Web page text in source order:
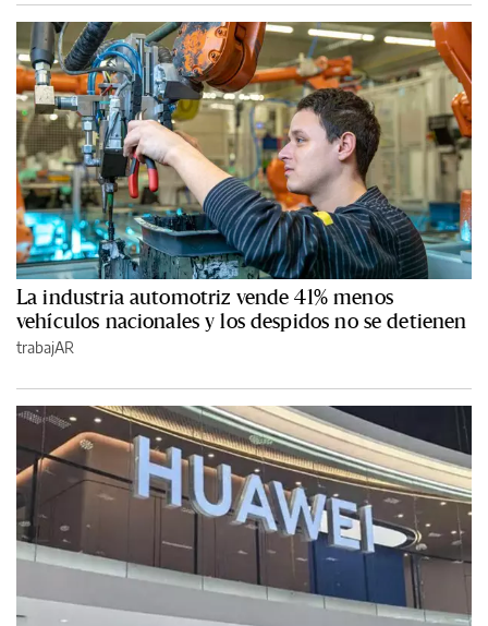
La industria automotriz vende 41% menos
vehículos nacionales y los despidos no se detienen
trabajAR